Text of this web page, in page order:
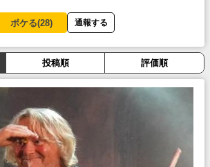
ボケる(28) 通報する
投稿順 評価順